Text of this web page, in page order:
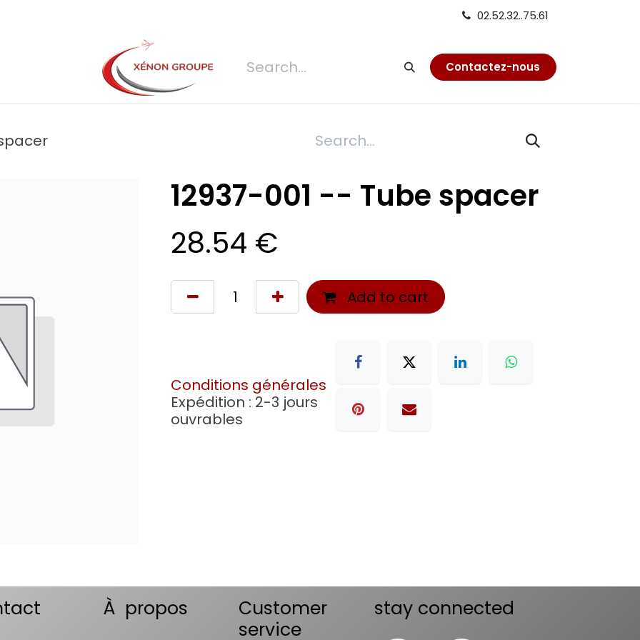
02.52.32..75.61
REQUEST FOR QUOTATION Connexion Refection Contactez-nous
12937-001 -- Tube spacer
28.54 €
Add to cart
Conditions générales
Expédition : 2-3 jours
ouvrables
À propos
Customer
service
stay connected